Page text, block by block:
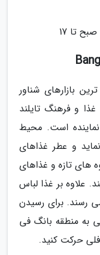
بازارهای شناور
و فرهنگ تایلند
است. محیط
و عطر غذاهای
های تازه و غذاهای
علاوه بر غذا لباس
رسند. برای رسیدن
به منطقه بانگ فی
حرکت کنید.